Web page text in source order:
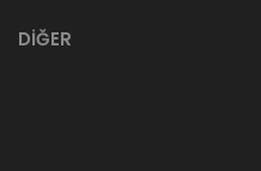
DİĞER